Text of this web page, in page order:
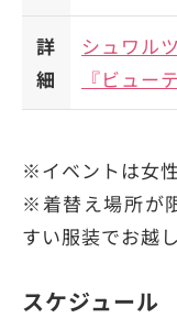
詳
細
シュワル
『ビュー
※イベントは女性
※着替え場所が
すい服装でお越
スケジュール